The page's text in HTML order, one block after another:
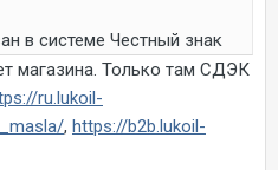
в системе Честный знак
магазина. Только там СДЭК
ru.lukoil-
, https://b2b.lukoil-